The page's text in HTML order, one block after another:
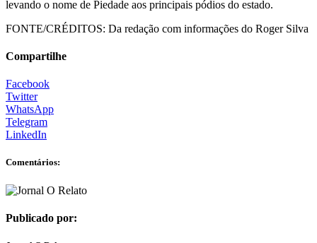
levando o nome de Piedade aos principais pódios do estado.
FONTE/CRÉDITOS: Da redação com informações do Roger Silva
Compartilhe
Facebook
Twitter
WhatsApp
Telegram
LinkedIn
Comentários:
Publicado por: